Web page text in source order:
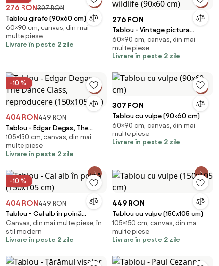
276 RON307 RON
Tablou girafe (90x60 cm)
60×90 cm, canvas, din mai
multe piese
Livrare în peste 2 zile
276 RON
Tablou - Vintage pictura
wildlife (90x60 cm)
60×90 cm, canvas, din mai
multe piese
Livrare în peste 2 zile
-10 %
404 RON449 RON
Tablou - Edgar Degas, The
Dance Class, reproducere
(150x105 cm)
105×150 cm, canvas, din mai
multe piese
Livrare în peste 2 zile
307 RON
Tablou cu vulpe (90x60 cm)
60×90 cm, canvas, din mai
multe piese
Livrare în peste 2 zile
-10 %
404 RON449 RON
Tablou - Cal alb în poină
(150x105 cm)
Canvas, din mai multe piese, în
stil modern
Livrare în peste 2 zile
449 RON
Tablou cu vulpe (150x105 cm)
105×150 cm, canvas, din mai
multe piese
Livrare în peste 2 zile